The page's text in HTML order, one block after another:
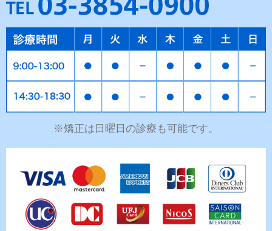
※矯正は日曜日の診療も可能です。